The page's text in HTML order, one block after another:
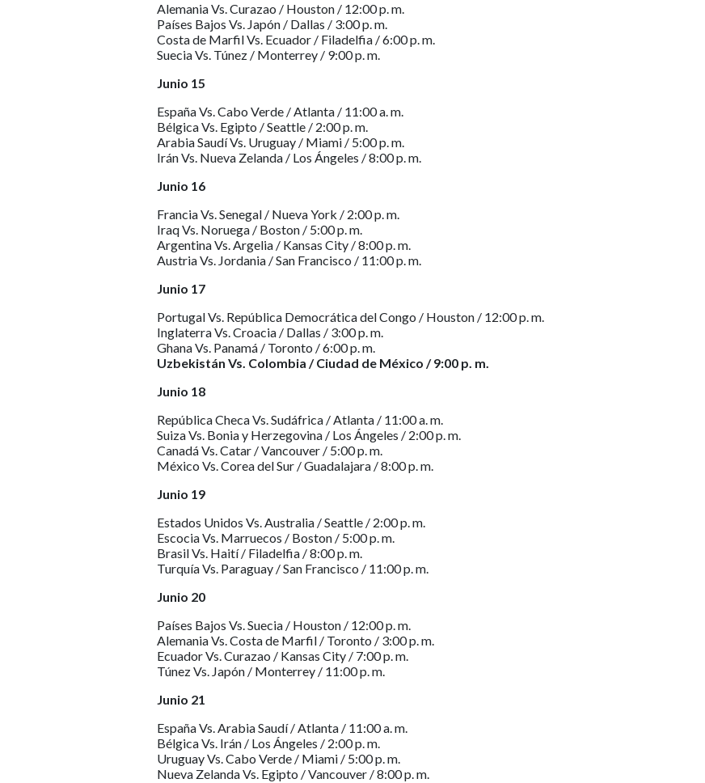
Alemania Vs. Curazao / Houston / 12:00 p. m.
Países Bajos Vs. Japón / Dallas / 3:00 p. m.
Costa de Marfil Vs. Ecuador / Filadelfia / 6:00 p. m.
Suecia Vs. Túnez / Monterrey / 9:00 p. m.
Junio 15
España Vs. Cabo Verde / Atlanta / 11:00 a. m.
Bélgica Vs. Egipto / Seattle / 2:00 p. m.
Arabia Saudí Vs. Uruguay / Miami / 5:00 p. m.
Irán Vs. Nueva Zelanda / Los Ángeles / 8:00 p. m.
Junio 16
Francia Vs. Senegal / Nueva York / 2:00 p. m.
Iraq Vs. Noruega / Boston / 5:00 p. m.
Argentina Vs. Argelia / Kansas City / 8:00 p. m.
Austria Vs. Jordania / San Francisco / 11:00 p. m.
Junio 17
Portugal Vs. República Democrática del Congo / Houston / 12:00 p. m.
Inglaterra Vs. Croacia / Dallas / 3:00 p. m.
Ghana Vs. Panamá / Toronto / 6:00 p. m.
Uzbekistán Vs. Colombia / Ciudad de México / 9:00 p. m.
Junio 18
República Checa Vs. Sudáfrica / Atlanta / 11:00 a. m.
Suiza Vs. Bonia y Herzegovina / Los Ángeles / 2:00 p. m.
Canadá Vs. Catar / Vancouver / 5:00 p. m.
México Vs. Corea del Sur / Guadalajara / 8:00 p. m.
Junio 19
Estados Unidos Vs. Australia / Seattle / 2:00 p. m.
Escocia Vs. Marruecos / Boston / 5:00 p. m.
Brasil Vs. Haití / Filadelfia / 8:00 p. m.
Turquía Vs. Paraguay / San Francisco / 11:00 p. m.
Junio 20
Países Bajos Vs. Suecia / Houston / 12:00 p. m.
Alemania Vs. Costa de Marfil / Toronto / 3:00 p. m.
Ecuador Vs. Curazao / Kansas City / 7:00 p. m.
Túnez Vs. Japón / Monterrey / 11:00 p. m.
Junio 21
España Vs. Arabia Saudí / Atlanta / 11:00 a. m.
Bélgica Vs. Irán / Los Ángeles / 2:00 p. m.
Uruguay Vs. Cabo Verde / Miami / 5:00 p. m.
Nueva Zelanda Vs. Egipto / Vancouver / 8:00 p. m.